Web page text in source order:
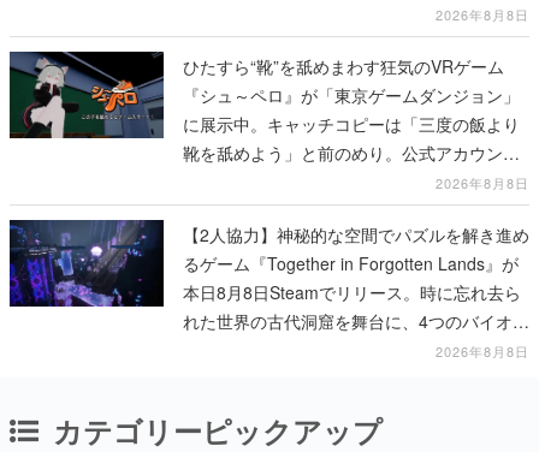
2026年8月8日
ひたすら“靴”を舐めまわす狂気のVRゲーム
『シュ～ペロ』が「東京ゲームダンジョン」
に展示中。キャッチコピーは「三度の飯より
靴を舐めよう」と前のめり。公式アカウント
も開設され、2026年リリースに向けて開発中
2026年8月8日
【2人協力】神秘的な空間でパズルを解き進め
るゲーム『Together in Forgotten Lands』が
本日8月8日Steamでリリース。時に忘れ去ら
れた世界の古代洞窟を舞台に、4つのバイオー
2026年8月8日
カテゴリーピックアップ